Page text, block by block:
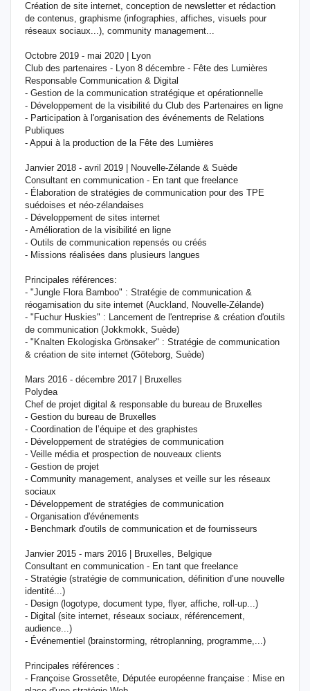
Création de site internet, conception de newsletter et rédaction
de contenus, graphisme (infographies, affiches, visuels pour
réseaux sociaux...), community management...
Octobre 2019 - mai 2020 | Lyon
Club des partenaires - Lyon 8 décembre - Fête des Lumières
Responsable Communication & Digital
- Gestion de la communication stratégique et opérationnelle
- Développement de la visibilité du Club des Partenaires en ligne
- Participation à l'organisation des événements de Relations
Publiques
- Appui à la production de la Fête des Lumières
Janvier 2018 - avril 2019 | Nouvelle-Zélande & Suède
Consultant en communication - En tant que freelance
- Élaboration de stratégies de communication pour des TPE
suédoises et néo-zélandaises
- Développement de sites internet
- Amélioration de la visibilité en ligne
- Outils de communication repensés ou créés
- Missions réalisées dans plusieurs langues
Principales références:
- "Jungle Flora Bamboo" : Stratégie de communication &
réogarnisation du site internet (Auckland, Nouvelle-Zélande)
- "Fuchur Huskies" : Lancement de l'entreprise & création d'outils
de communication (Jokkmokk, Suède)
- "Knalten Ekologiska Grönsaker" : Stratégie de communication
& création de site internet (Göteborg, Suède)
Mars 2016 - décembre 2017 | Bruxelles
Polydea
Chef de projet digital & responsable du bureau de Bruxelles
- Gestion du bureau de Bruxelles
- Coordination de l’équipe et des graphistes
- Développement de stratégies de communication
- Veille média et prospection de nouveaux clients
- Gestion de projet
- Community management, analyses et veille sur les réseaux
sociaux
- Développement de stratégies de communication
- Organisation d'événements
- Benchmark d'outils de communication et de fournisseurs
Janvier 2015 - mars 2016 | Bruxelles, Belgique
Consultant en communication - En tant que freelance
- Stratégie (stratégie de communication, définition d’une nouvelle
identité...)
- Design (logotype, document type, flyer, affiche, roll-up...)
- Digital (site internet, réseaux sociaux, référencement,
audience...)
- Événementiel (brainstorming, rétroplanning, programme,...)
Principales références :
- Françoise Grossetête, Députée européenne française : Mise en